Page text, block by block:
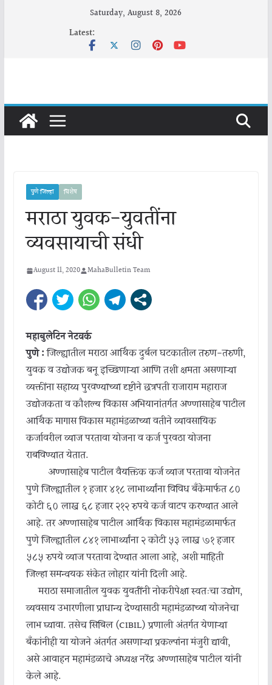
Saturday, August 8, 2026
Latest:
पुणे जिल्हा विशेष
मराठा युवक-युवतींना
व्यवसायाची संधी
August 11, 2020 MahaBulletin Team
महाबुलेटिन नेटवर्क
पुणे :जिल्ह्यातील मराठा आर्थिक दुर्बल घटकातील तरुण-तरुणी,
युवक व उद्योजक बनू इच्छिणाऱ्या आणि तशी क्षमता असणाऱ्या
व्यक्तींना सहाय्य पुरवण्याच्या दृष्टीने छत्रपती राजाराम महाराज
उद्योजकता व कौशल्य विकास अभियानांतर्गत अण्णासाहेब पाटील
आर्थिक मागास विकास महामंडळाच्या वतीने व्यावसायिक
कर्जावरील व्याज परतावा योजना व कर्ज पुरवठा योजना
राबविण्यात येतात.
अण्णासाहेब पाटील वैयक्तिक कर्ज व्याज परतावा योजनेत
पुणे जिल्ह्यातील १ हजार ४१८ लाभार्थ्यांना विविध बँकेमार्फत ८०
कोटी ६० लाख ६८ हजार २१२ रुपये कर्ज वाटप करण्यात आले
आहे. तर अण्णासाहेब पाटील आर्थिक विकास महामंडळामार्फत
पुणे जिल्ह्यातील ८४१ लाभार्थ्यांना २ कोटी ५३ लाख ७१ हजार
५८५ रुपये व्याज परतावा देण्यात आला आहे, अशी माहिती
जिल्हा समन्वयक संकेत लोहार यांनी दिली आहे.
मराठा समाजातील युवक युवतींनी नोकरीपेक्षा स्वतःचा उद्योग,
व्यवसाय उभारणीला प्राधान्य देण्यासाठी महामंडळाच्या योजनेचा
लाभ घ्यावा. तसेच सिबिल (CIBIL) प्रणाली अंतर्गत येणाऱ्या
बँकांनीही या योजने अंतर्गत असणाऱ्या प्रकल्पांना मंजुरी द्यावी,
असे आवाहन महामंडळाचे अध्यक्ष नरेंद्र अण्णासाहेब पाटील यांनी
केले आहे.